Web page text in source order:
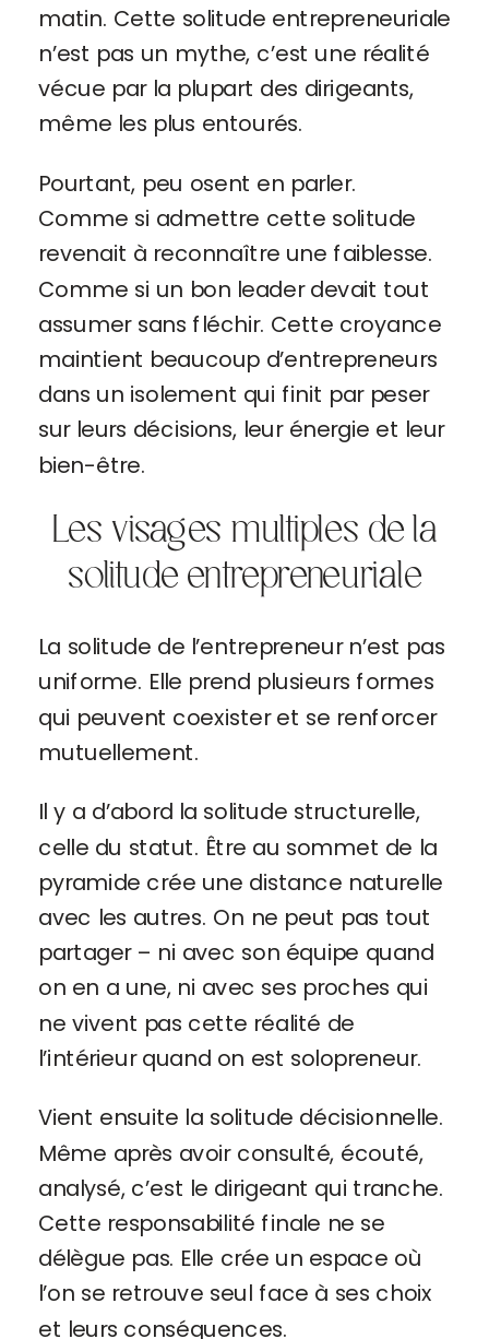
matin. Cette solitude entrepreneuriale
n’est pas un mythe, c’est une réalité
vécue par la plupart des dirigeants,
même les plus entourés.
Pourtant, peu osent en parler.
Comme si admettre cette solitude
revenait à reconnaître une faiblesse.
Comme si un bon leader devait tout
assumer sans fléchir. Cette croyance
maintient beaucoup d’entrepreneurs
dans un isolement qui finit par peser
sur leurs décisions, leur énergie et leur
bien-être.
Les visages multiples de la
solitude entrepreneuriale
La solitude de l’entrepreneur n’est pas
uniforme. Elle prend plusieurs formes
qui peuvent coexister et se renforcer
mutuellement.
Il y a d’abord la solitude structurelle,
celle du statut. Être au sommet de la
pyramide crée une distance naturelle
avec les autres. On ne peut pas tout
partager – ni avec son équipe quand
on en a une, ni avec ses proches qui
ne vivent pas cette réalité de
l’intérieur quand on est solopreneur.
Vient ensuite la solitude décisionnelle.
Même après avoir consulté, écouté,
analysé, c’est le dirigeant qui tranche.
Cette responsabilité finale ne se
délègue pas. Elle crée un espace où
l’on se retrouve seul face à ses choix
et leurs conséquences.